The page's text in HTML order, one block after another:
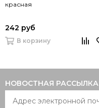
красная
242 руб
В корзину
НОВОСТНАЯ РАССЫЛКА